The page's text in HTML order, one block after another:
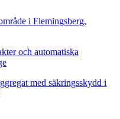
i Flemingsberg,
och automatiska
med säkringsskydd i